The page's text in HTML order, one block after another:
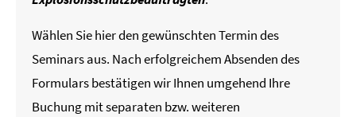
Wählen Sie hier den gewünschten Termin des
Seminars aus. Nach erfolgreichem Absenden des
Formulars bestätigen wir Ihnen umgehend Ihre
Buchung mit separaten bzw. weiteren